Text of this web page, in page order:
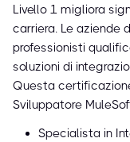
Livello 1 migliora
carriera. Le aziende
professionisti
soluzioni di
Questa
Sviluppatore
Specialista in